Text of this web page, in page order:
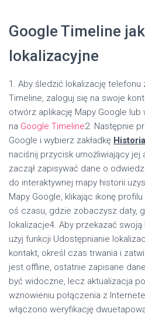
Google Timeline
lokalizacyjne
1. Aby śledzić lokalizację
Timeline, zaloguj się na swoje
otwórz aplikację Mapy Google
na Google Timeline2. Następnie
Google i wybierz zakładkę
naciśnij przycisk umożliwiający jej
zaczął zapisywać dane o
do interaktywnej mapy historii
Mapy Google, klikając ikonę
oś czasu, gdzie zobaczysz daty,
lokalizacje4. Aby przekazać
użyj funkcji Udostępnianie
kontakt, określ czas trwania i
jest offline, ostatnie zapisane
być widoczne, lecz aktualizacja
wznowieniu połączenia z
włączono weryfikację